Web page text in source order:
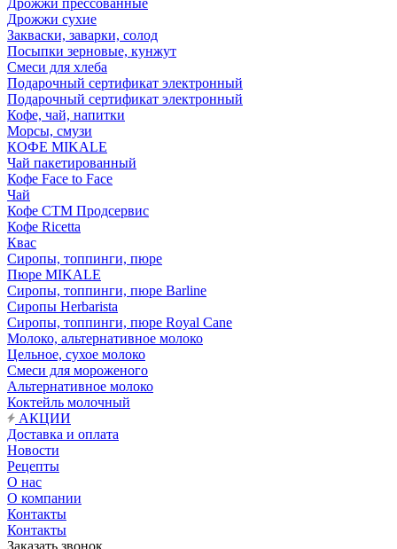
Дрожжи прессованные
Дрожжи сухие
Закваски, заварки, солод
Посыпки зерновые, кунжут
Смеси для хлеба
Подарочный сертификат электронный
Подарочный сертификат электронный
Кофе, чай, напитки
Морсы, смузи
КОФЕ MIKALE
Чай пакетированный
Кофе Face to Face
Чай
Кофе СТМ Продсервис
Кофе Ricetta
Квас
Сиропы, топпинги, пюре
Пюре MIKALE
Сиропы, топпинги, пюре Barline
Сиропы Herbarista
Сиропы, топпинги, пюре Royal Cane
Молоко, альтернативное молоко
Цельное, сухое молоко
Смеси для мороженого
Альтернативное молоко
Коктейль молочный
АКЦИИ
Доставка и оплата
Новости
Рецепты
О нас
О компании
Контакты
Контакты
Заказать звонок